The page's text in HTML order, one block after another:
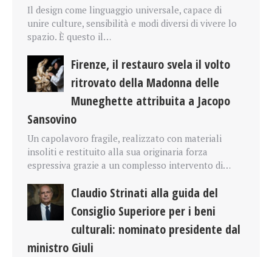
Il design come linguaggio universale, capace di
unire culture, sensibilità e modi diversi di vivere lo
spazio. È questo il…
Firenze, il restauro svela il volto
ritrovato della Madonna delle
Muneghette attribuita a Jacopo
Sansovino
Un capolavoro fragile, realizzato con materiali
insoliti e restituito alla sua originaria forza
espressiva grazie a un complesso intervento di…
Claudio Strinati alla guida del
Consiglio Superiore per i beni
culturali: nominato presidente dal
ministro Giuli